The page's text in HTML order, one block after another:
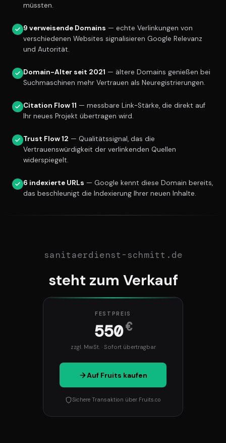
müssten.
9 verweisende Domains — echte Verlinkungen von
verschiedenen Websites signalisieren Google Relevanz
und Autorität.
Domain-Alter seit 2021 — ältere Domains genießen bei
Suchmaschinen mehr Vertrauen als Neuregistrierungen.
Citation Flow 11 — messbare Link-Stärke, die direkt auf
Ihr neues Projekt übertragen wird.
Trust Flow 12 — Qualitätssignal, das die
Vertrauenswürdigkeit der verlinkenden Quellen
widerspiegelt.
6 indexierte URLs — Google kennt diese Domain bereits,
das beschleunigt die Indexierung Ihrer neuen Inhalte.
sanitaerdienst-schmitt.de
steht zum Verkauf
FESTPREIS
550€
zzgl. MwSt. · Sofort übertragbar
Auf Fruits kaufen
Sichere Transaktion über Fruits.co